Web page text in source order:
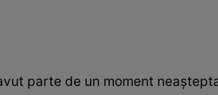
parte de un moment